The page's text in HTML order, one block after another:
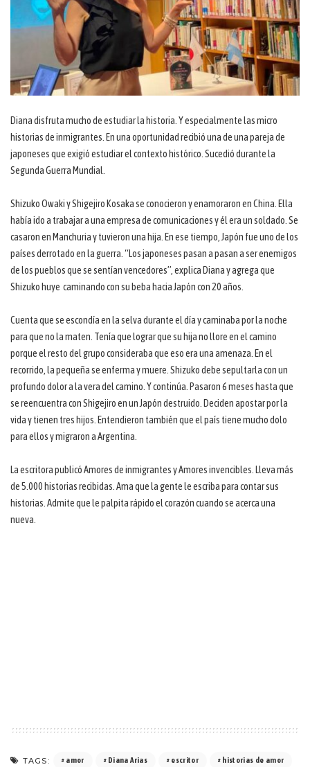
Diana disfruta mucho de estudiar la historia. Y especialmente las micro
historias de inmigrantes. En una oportunidad recibió una de una pareja de
japoneses que exigió estudiar el contexto histórico. Sucedió durante la
Segunda Guerra Mundial.
Shizuko Owaki y Shigejiro Kosaka se conocieron y enamoraron en China. Ella
había ido a trabajar a una empresa de comunicaciones y él era un soldado. Se
casaron en Manchuria y tuvieron una hija. En ese tiempo, Japón fue uno de los
países derrotado en la guerra. “Los japoneses pasan a pasan a ser enemigos
de los pueblos que se sentían vencedores”, explica Diana y agrega que
Shizuko huye caminando con su beba hacia Japón con 20 años.
Cuenta que se escondía en la selva durante el día y caminaba por la noche
para que no la maten. Tenía que lograr que su hija no llore en el camino
porque el resto del grupo consideraba que eso era una amenaza. En el
recorrido, la pequeña se enferma y muere. Shizuko debe sepultarla con un
profundo dolor a la vera del camino. Y continúa. Pasaron 6 meses hasta que
se reencuentra con Shigejiro en un Japón destruido. Deciden apostar por la
vida y tienen tres hijos. Entendieron también que el país tiene mucho dolo
para ellos y migraron a Argentina.
La escritora publicó Amores de inmigrantes y Amores invencibles. Lleva más
de 5.000 historias recibidas. Ama que la gente le escriba para contar sus
historias. Admite que le palpita rápido el corazón cuando se acerca una
nueva.
TAGS: amor Diana Arias escritor historias de amor